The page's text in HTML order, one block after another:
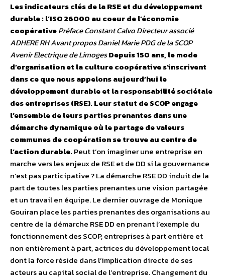
Les indicateurs clés de la RSE et du développement
durable : l’ISO 26000 au coeur de l’économie
coopérativePréface Constant Calvo Directeur associé
ADHERE RHAvant propos Daniel Marie PDG de la SCOP
Avenir Electrique de LimogesDepuis 150 ans, le mode
d’organisation et la culture coopérative s’inscrivent
dans ce que nous appelons aujourd’hui le
développement durable et la responsabilité sociétale
des entreprises (RSE). Leur statut de SCOP engage
l’ensemble de leurs parties prenantes dans une
démarche dynamique où le partage de valeurs
communes de coopération se trouve au centre de
l’action durable.Peut t’on imaginer une entreprise en
marche vers les enjeux de RSE et de DD si la gouvernance
n’est pas participative ? La démarche RSE DD induit de la
part de toutes les parties prenantes une vision partagée
et un travail en équipe. Le dernier ouvrage de Monique
Gouiran place les parties prenantes des organisations au
centre de la démarche RSE DD en prenant l’exemple du
fonctionnement des SCOP, entreprises à part entière et
non entièrement à part, actrices du développement local
dont la force réside dans l’implication directe de ses
acteurs au capital social de l’entreprise. Changement du